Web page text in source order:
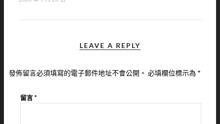
LEAVE A REPLY
發佈留言必須填寫的電子郵件地址不會公開。 必填欄位標示為 *
留言*